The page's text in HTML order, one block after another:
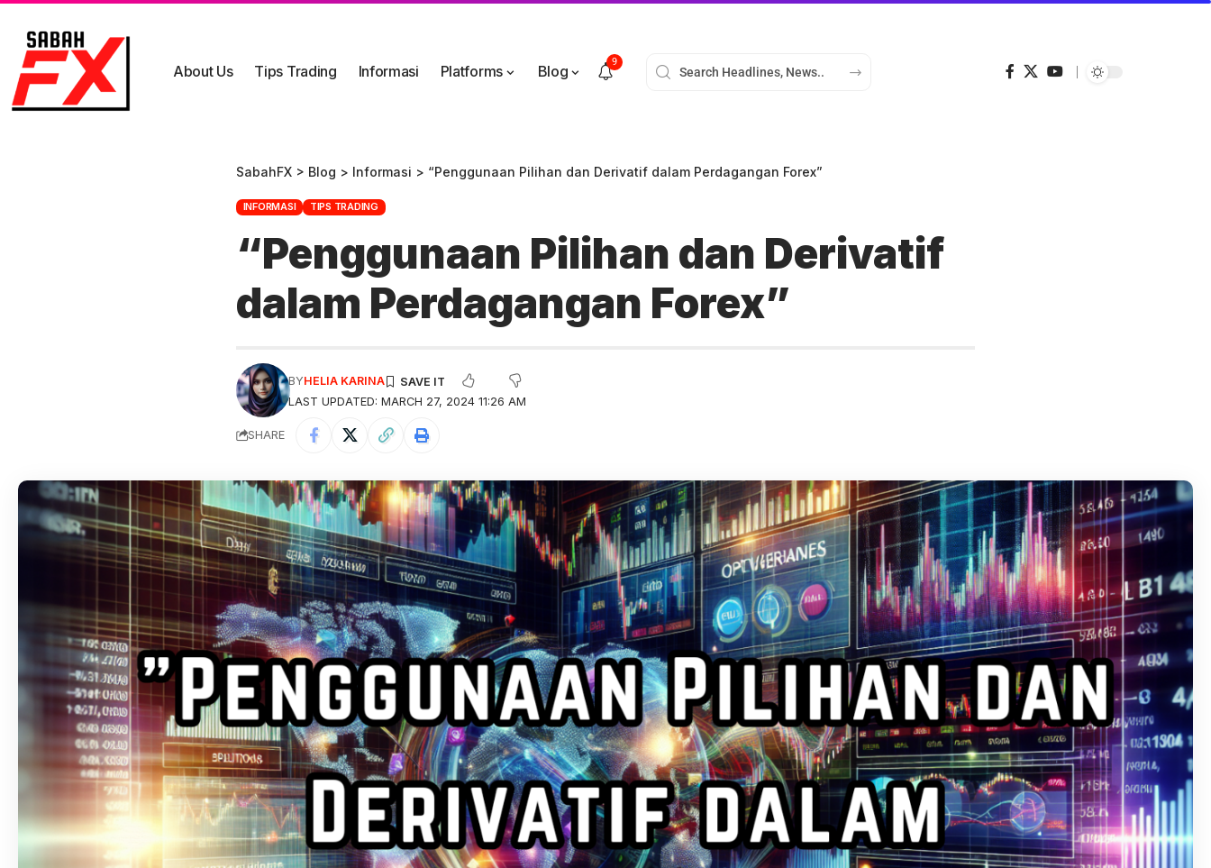
About Us Tips Trading Informasi Platforms Blog
9
SabahFX > Blog > Informasi > “Penggunaan Pilihan dan Derivatif dalam Perdagangan Forex”
INFORMASI TIPS TRADING
“Penggunaan Pilihan dan Derivatif
dalam Perdagangan Forex”
LAST UPDATED: MARCH 27, 2024 11:26 AM
BYHELIA KARINA
SHARE